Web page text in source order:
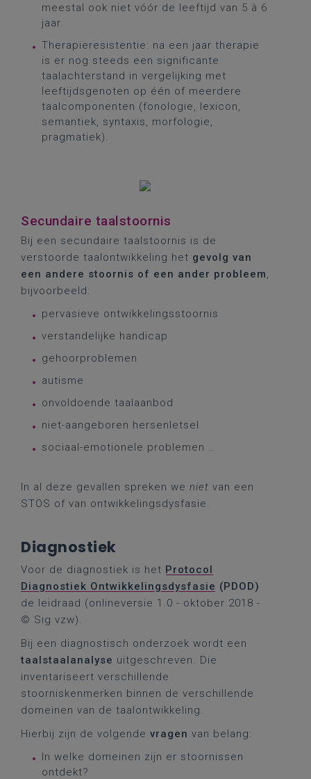
meestal ook niet vóór de leeftijd van 5 à 6
jaar.
Therapieresistentie: na een jaar therapie
is er nog steeds een significante
taalachterstand in vergelijking met
leeftijdsgenoten op één of meerdere
taalcomponenten (fonologie, lexicon,
semantiek, syntaxis, morfologie,
pragmatiek).
Secundaire taalstoornis
Bij een secundaire taalstoornis is de
verstoorde taalontwikkeling het gevolg van
een andere stoornis of een ander probleem,
bijvoorbeeld:
pervasieve ontwikkelingsstoornis
verstandelijke handicap
gehoorproblemen
autisme
onvoldoende taalaanbod
niet-aangeboren hersenletsel
sociaal-emotionele problemen …
In al deze gevallen spreken we niet van een
STOS of van ontwikkelingsdysfasie.
Diagnostiek
Voor de diagnostiek is het Protocol
Diagnostiek Ontwikkelingsdysfasie (PDOD)
de leidraad (onlineversie 1.0 - oktober 2018 -
© Sig vzw).
Bij een diagnostisch onderzoek wordt een
taalstaalanalyse uitgeschreven. Die
inventariseert verschillende
stoorniskenmerken binnen de verschillende
domeinen van de taalontwikkeling.
Hierbij zijn de volgende vragen van belang:
In welke domeinen zijn er stoornissen
ontdekt?